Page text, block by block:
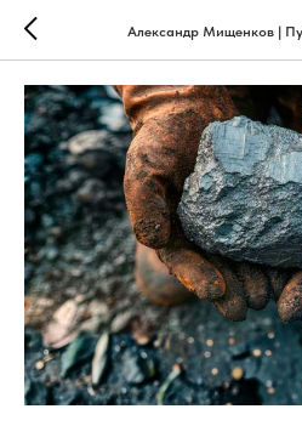
Александр Мищенков |